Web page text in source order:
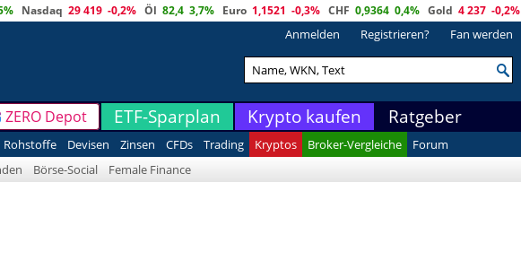
Nasdaq 29 419 -0,2% Öl 82,4 3,7% Euro 1,1521 -0,3% CHF 0,9364 0,4% Gold 4 237 -0,2%
Anmelden Registrieren? Fan werden
ZERO Depot ETF-Sparplan Krypto kaufen Ratgeber
Rohstoffe Devisen Zinsen CFDs Trading Kryptos Broker-Vergleiche
Forum
Börse-Social Female Finance